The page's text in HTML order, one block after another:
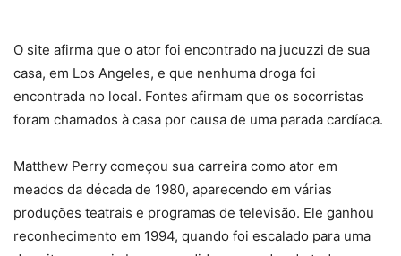
O site afirma que o ator foi encontrado na jucuzzi de sua
casa, em Los Angeles, e que nenhuma droga foi
encontrada no local. Fontes afirmam que os socorristas
foram chamados à casa por causa de uma parada cardíaca.
Matthew Perry começou sua carreira como ator em
meados da década de 1980, aparecendo em várias
produções teatrais e programas de televisão. Ele ganhou
reconhecimento em 1994, quando foi escalado para uma